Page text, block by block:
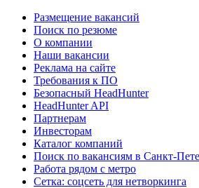
Размещение вакансий
Поиск по резюме
О компании
Наши вакансии
Реклама на сайте
Требования к ПО
Безопасный HeadHunter
HeadHunter API
Партнерам
Инвесторам
Каталог компаний
Поиск по вакансиям в Санкт-
Работа рядом с метро
Сетка: соцсеть для нетворкинга